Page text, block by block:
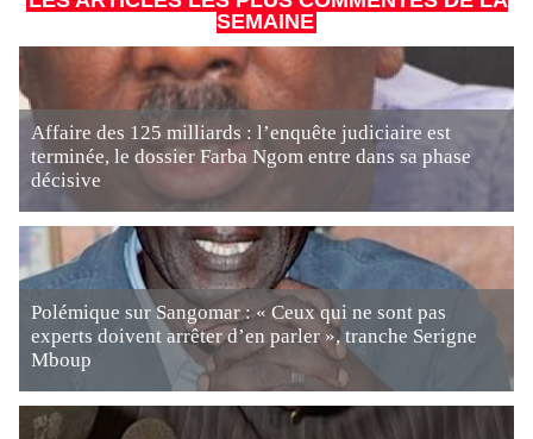
SEMAINE
Affaire des 125 milliards : l’enquête judiciaire est
terminée, le dossier Farba Ngom entre dans sa phase
décisive
Polémique sur Sangomar : « Ceux qui ne sont pas
experts doivent arrêter d’en parler », tranche Serigne
Mboup